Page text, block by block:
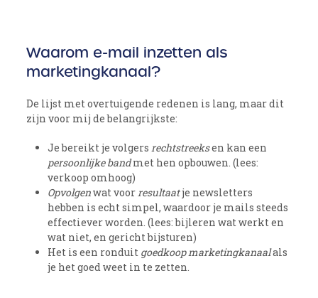
Waarom e-mail inzetten als
marketingkanaal?
De lijst met overtuigende redenen is lang, maar dit
zijn voor mij de belangrijkste:
Je bereikt je volgers rechtstreeksen kan een
persoonlijke bandmet hen opbouwen. (lees:
verkoop omhoog)
Opvolgenwat voor resultaatje newsletters
hebben is echt simpel, waardoor je mails steeds
effectiever worden. (lees: bijleren wat werkt en
wat niet, en gericht bijsturen)
Het is een ronduit goedkoop marketingkanaalals
je het goed weet in te zetten.